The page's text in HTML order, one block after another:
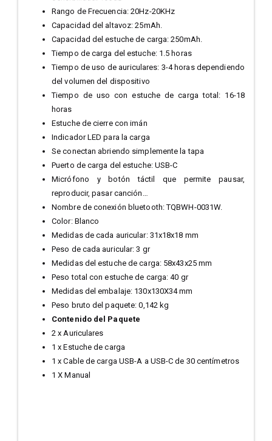
Rango de Frecuencia: 20Hz-20KHz
Capacidad del altavoz: 25mAh.
Capacidad del estuche de carga: 250mAh.
Tiempo de carga del estuche: 1.5 horas
Tiempo de uso de auriculares: 3-4 horas dependiendo
del volumen del dispositivo
Tiempo de uso con estuche de carga total: 16-18
horas
Estuche de cierre con imán
Indicador LED para la carga
Se conectan abriendo simplemente la tapa
Puerto de carga del estuche: USB-C
Micrófono y botón táctil que permite pausar,
reproducir, pasar canción…
Nombre de conexión bluetooth: TQBWH-0031W.
Color: Blanco
Medidas de cada auricular: 31x18x18 mm
Peso de cada auricular: 3 gr
Medidas del estuche de carga: 58x43x25 mm
Peso total con estuche de carga: 40 gr
Medidas del embalaje: 130x130X34 mm
Peso bruto del paquete: 0,142 kg
Contenido del Paquete
2 x Auriculares
1 x Estuche de carga
1 x Cable de carga USB-A a USB-C de 30 centímetros
1 X Manual